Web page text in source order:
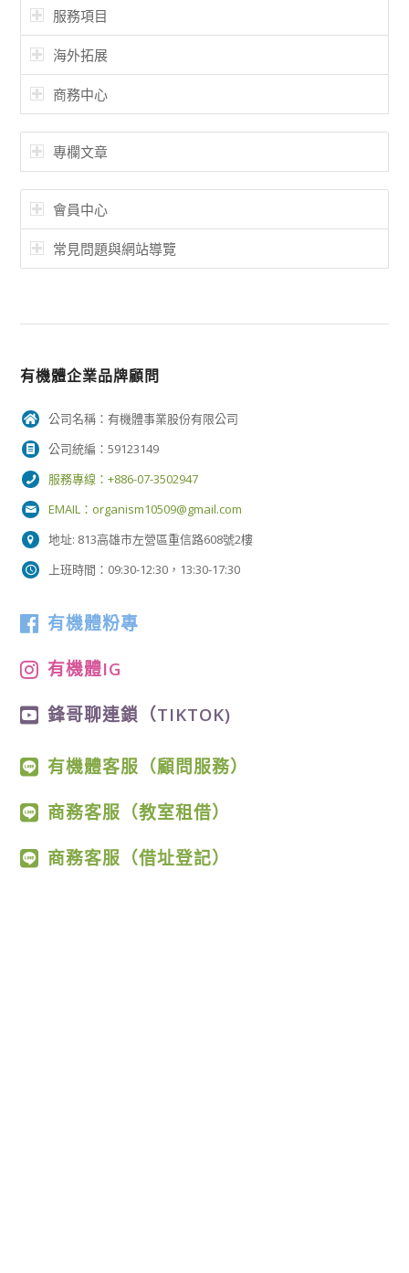
服務項目
海外拓展
商務中心
專欄文章
會員中心
常見問題與網站導覽
有機體企業品牌顧問
公司名稱：有機體事業股份有限公司
公司統編：59123149
服務專線：+886-07-3502947
EMAIL： organism10509@gmail.com
地址: 813高雄市左營區重信路608號2樓
上班時間：09:30-12:30，13:30-17:30
有機體粉專
有機體IG
鋒哥聊連鎖（TIKTOK)
有機體客服（顧問服務）
商務客服（教室租借）
商務客服（借址登記）